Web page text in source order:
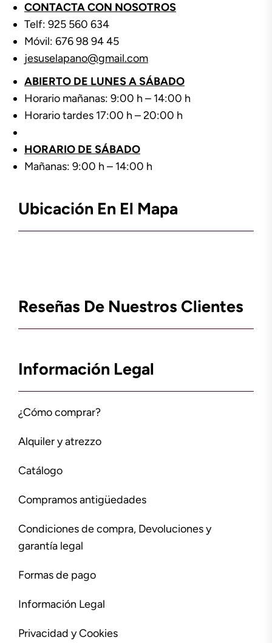
CONTACTA CON NOSOTROS
Telf: 925 560 634
Móvil: 676 98 94 45
jesuselapano@gmail.com
ABIERTO DE LUNES A SÁBADO
Horario mañanas: 9:00 h – 14:00 h
Horario tardes 17:00 h – 20:00 h
HORARIO DE SÁBADO
Mañanas: 9:00 h – 14:00 h
Ubicación En El Mapa
Reseñas De Nuestros Clientes
Información Legal
¿Cómo comprar?
Alquiler y atrezzo
Catálogo
Compramos antigüedades
Condiciones de compra, Devoluciones y
garantía legal
Formas de pago
Información Legal
Privacidad y Cookies